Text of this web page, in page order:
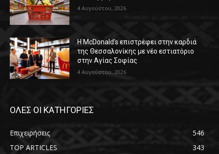
4 Αυγούστου, 2026
Η McDonald’s επιστρέφει στην καρδιά
της Θεσσαλονίκης με νέο εστιατόριο
στην Αγίας Σοφίας
4 Αυγούστου, 2026
ΟΛΕΣ ΟΙ ΚΑΤΗΓΟΡΙΕΣ
Επιχειρήσεις
546
TOP ARTICLES
343